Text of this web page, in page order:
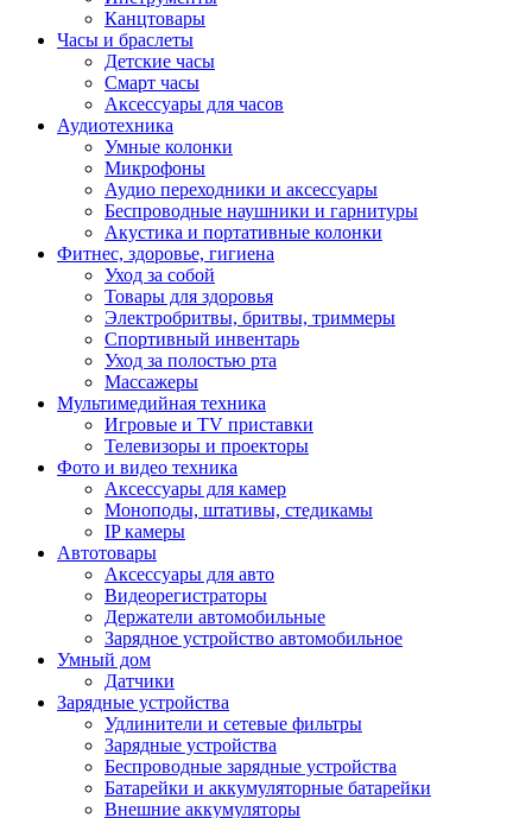
Канцтовары
Часы и браслеты
Детские часы
Смарт часы
Аксессуары для часов
Аудиотехника
Умные колонки
Микрофоны
Аудио переходники и аксессуары
Беспроводные наушники и гарнитуры
Акустика и портативные колонки
Фитнес, здоровье, гигиена
Уход за собой
Товары для здоровья
Электробритвы, бритвы, триммеры
Спортивный инвентарь
Уход за полостью рта
Массажеры
Мультимедийная техника
Игровые и TV приставки
Телевизоры и проекторы
Фото и видео техника
Аксессуары для камер
Моноподы, штативы, стедикамы
IP камеры
Автотовары
Аксессуары для авто
Видеорегистраторы
Держатели автомобильные
Зарядное устройство автомобильное
Умный дом
Датчики
Зарядные устройства
Удлинители и сетевые фильтры
Зарядные устройства
Беспроводные зарядные устройства
Батарейки и аккумуляторные батарейки
Внешние аккумуляторы